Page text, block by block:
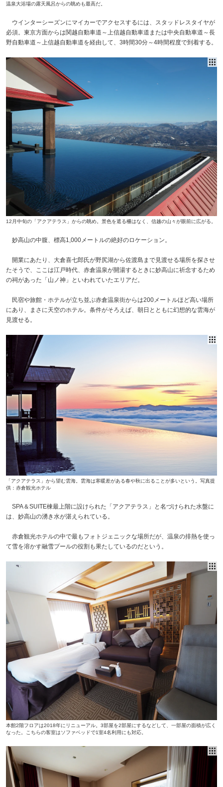
温泉大浴場の露天風呂からの眺めも最高だ。
ウインターシーズンにマイカーでアクセスするには、スタッドレスタイヤが
必須。東京方面からは関越自動車道～上信越自動車道または中央自動車道～長
野自動車道～上信越自動車道を経由して、3時間30分～4時間程度で到着する。
12月中旬の「アクアテラス」からの眺め。景色を遮る柵はなく、信越の山々が眼前に広がる。
妙高山の中腹、標高1,000メートルの絶好のロケーション。
開業にあたり、大倉喜七郎氏が野尻湖から佐渡島まで見渡せる場所を探させ
たそうで、ここは江戸時代、赤倉温泉が開湯するときに妙高山に祈念するため
の祠があった「山ノ神」といわれていたエリアだ。
民宿や旅館・ホテルが立ち並ぶ赤倉温泉街からは200メートルほど高い場所
にあり、まさに天空のホテル。条件がそろえば、朝日とともに幻想的な雲海が
見渡せる。
「アクアテラス」から望む雲海。雲海は寒暖差がある春や秋に出ることが多いという。写真提
供：赤倉観光ホテル
SPA＆SUITE棟最上階に設けられた「アクアテラス」と名づけられた水盤に
は、妙高山の湧き水が湛えられている。
赤倉観光ホテルの中で最もフォトジェニックな場所だが、温泉の排熱を使っ
て雪を溶かす融雪プールの役割も果たしているのだという。
本館2階フロアは2018年にリニューアル。3部屋を2部屋にするなどして、一部屋の面積が広く
なった。こちらの客室はソファベッドで1室4名利用にも対応。